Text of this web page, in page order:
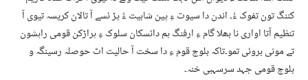
کننگ تون تفوک ءُ۔ اندن دا سیوت ءِ پین شابیت ءُ پڑ ئسے آ تالان کریسہ تیوی آ
تنظیم آتا اواری نا بھلا گام ءِ ارفنگ ہم دائسکان سلوک ءِ ہراڑکن قومی راہشون
تے مونی بروئی تمو۔تاکہ بلوچ قوم ءِ دا سخت آ حالیت اٹ حوصلہ رسینگہ و
بلوچ قومی جہد سرسہبی خنہ۔